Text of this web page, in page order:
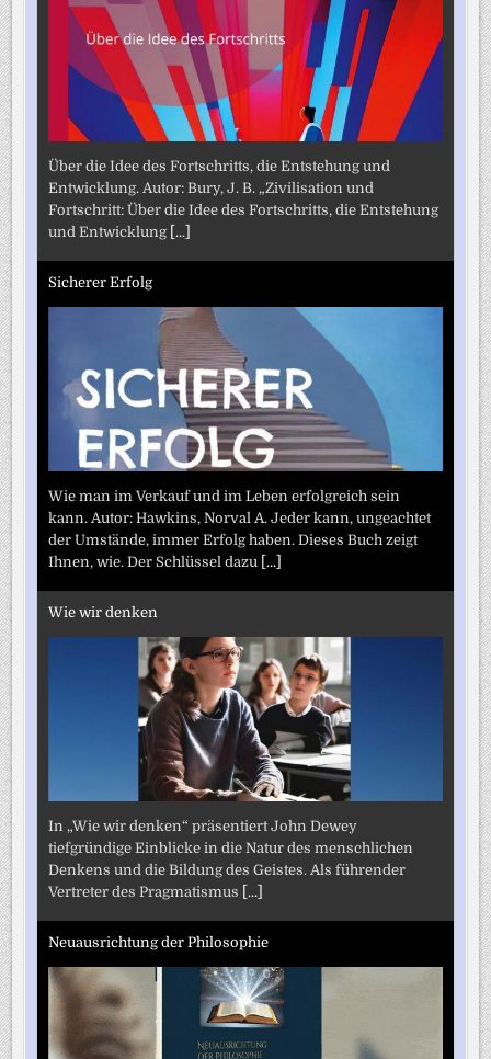
Über die Idee des Fortschritts, die Entstehung und
Entwicklung. Autor: Bury, J. B. „Zivilisation und
Fortschritt: Über die Idee des Fortschritts, die Entstehung
und Entwicklung [...]
Sicherer Erfolg
Wie man im Verkauf und im Leben erfolgreich sein
kann. Autor: Hawkins, Norval A. Jeder kann, ungeachtet
der Umstände, immer Erfolg haben. Dieses Buch zeigt
Ihnen, wie. Der Schlüssel dazu [...]
Wie wir denken
In „Wie wir denken“ präsentiert John Dewey
tiefgründige Einblicke in die Natur des menschlichen
Denkens und die Bildung des Geistes. Als führender
Vertreter des Pragmatismus [...]
Neuausrichtung der Philosophie